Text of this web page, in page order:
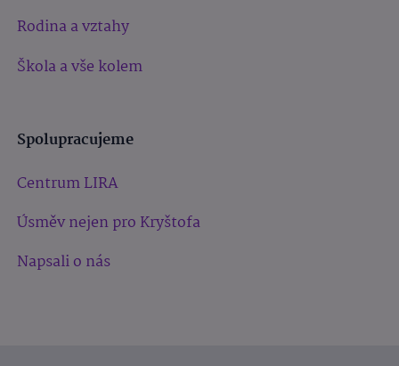
Rodina a vztahy
Škola a vše kolem
Spolupracujeme
Centrum LIRA
Úsměv nejen pro Kryštofa
Napsali o nás